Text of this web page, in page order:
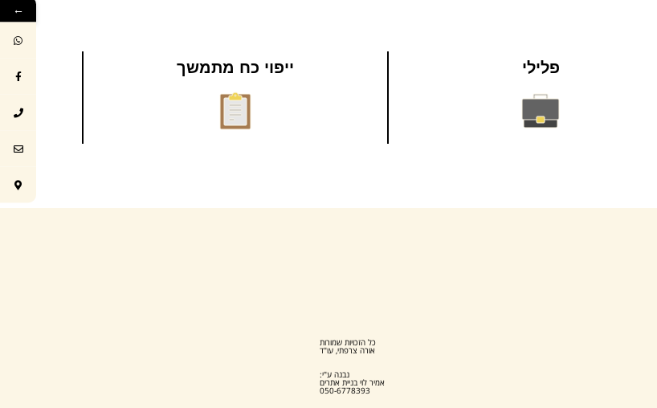
פלילי ייפוי כח מתמשך
כל הזכויות שמורות
אורה צרפתי, עו"ד
נבנה ע"י:
אמיר לוי בניית אתרים
050-6778393
←